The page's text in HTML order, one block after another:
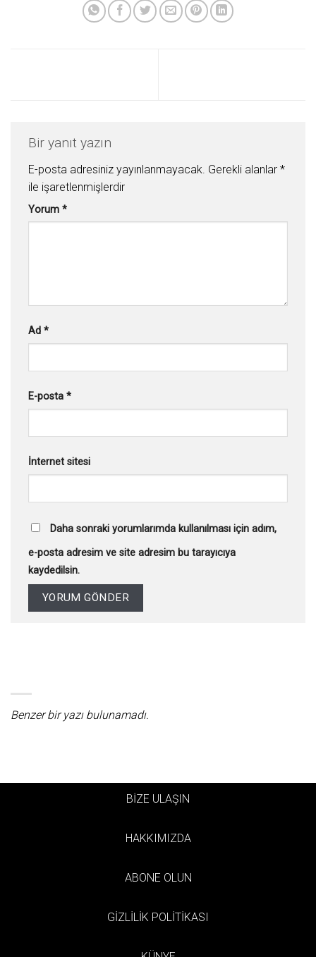
Bir yanıt yazın
E-posta adresiniz yayınlanmayacak. Gerekli alanlar *
ile işaretlenmişlerdir
Yorum *
Ad *
E-posta *
İnternet sitesi
Daha sonraki yorumlarımda kullanılması için adım,
e-posta adresim ve site adresim bu tarayıcıya
kaydedilsin.
Benzer bir yazı bulunamadı.
BİZE ULAŞIN
HAKKIMIZDA
ABONE OLUN
GİZLİLİK POLİTİKASI